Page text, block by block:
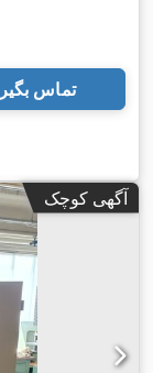
تماس
آگهی کوچک